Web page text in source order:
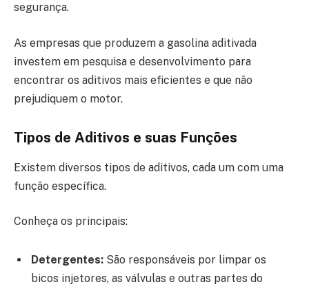
segurança.
As empresas que produzem a gasolina aditivada
investem em pesquisa e desenvolvimento para
encontrar os aditivos mais eficientes e que não
prejudiquem o motor.
Tipos de Aditivos e suas Funções
Existem diversos tipos de aditivos, cada um com uma
função específica.
Conheça os principais:
Detergentes: São responsáveis por limpar os
bicos injetores, as válvulas e outras partes do